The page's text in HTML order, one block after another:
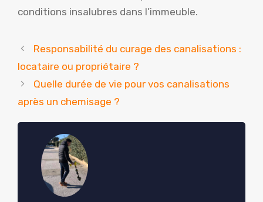
conditions insalubres dans l’immeuble.
Responsabilité du curage des canalisations :
locataire ou propriétaire ?
Quelle durée de vie pour vos canalisations
après un chemisage ?